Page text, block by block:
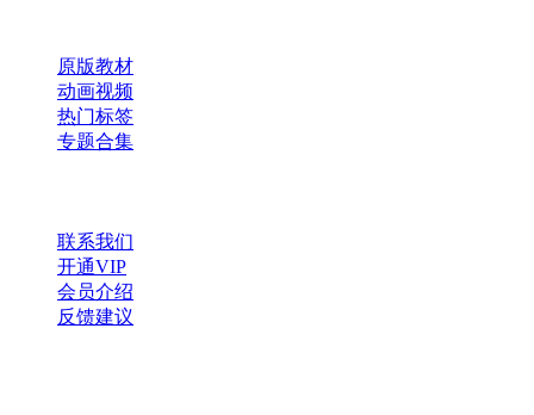
原版教材
动画视频
热门标签
专题合集
联系我们
开通VIP
会员介绍
反馈建议